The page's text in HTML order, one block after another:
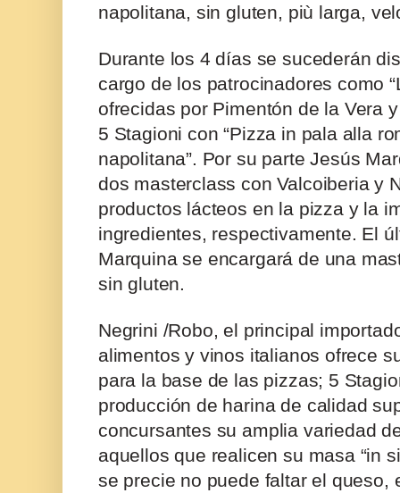
napolitana, sin gluten, più larga,
Durante los 4 días se sucederán
cargo de los patrocinadores como
ofrecidas por Pimentón de la Vera
5 Stagioni con “Pizza in pala alla
napolitana”. Por su parte Jesús
dos masterclass con Valcoiberia y
productos lácteos en la pizza y la
ingredientes, respectivamente. El
Marquina se encargará de una
sin gluten.
Negrini /Robo, el principal
alimentos y vinos italianos ofrece
para la base de las pizzas; 5
producción de harina de calidad
concursantes su amplia variedad
aquellos que realicen su masa “in
se precie no puede faltar el queso,